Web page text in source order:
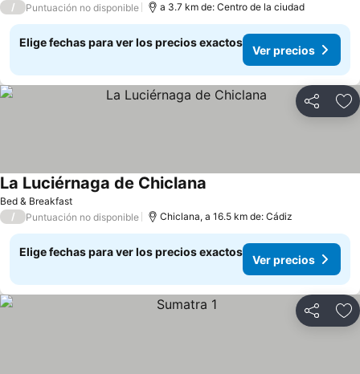
/ Puntuación no disponible a 3.7 km de: Centro de la ciudad
Elige fechas para ver los precios exactos
Ver precios
Compartir
Bed & Breakfast
La Luciérnaga de Chiclana
/ Puntuación no disponible Chiclana, a 16.5 km de: Cádiz
Elige fechas para ver los precios exactos
Ver precios
Compartir